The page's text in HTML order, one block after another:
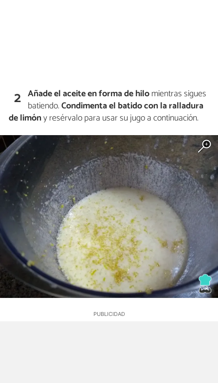
2 Añade el aceite en forma de hilomientras sigues
batiendo.Condimenta el batido con la ralladura
de limóny resérvalo para usar su jugo a continuación.